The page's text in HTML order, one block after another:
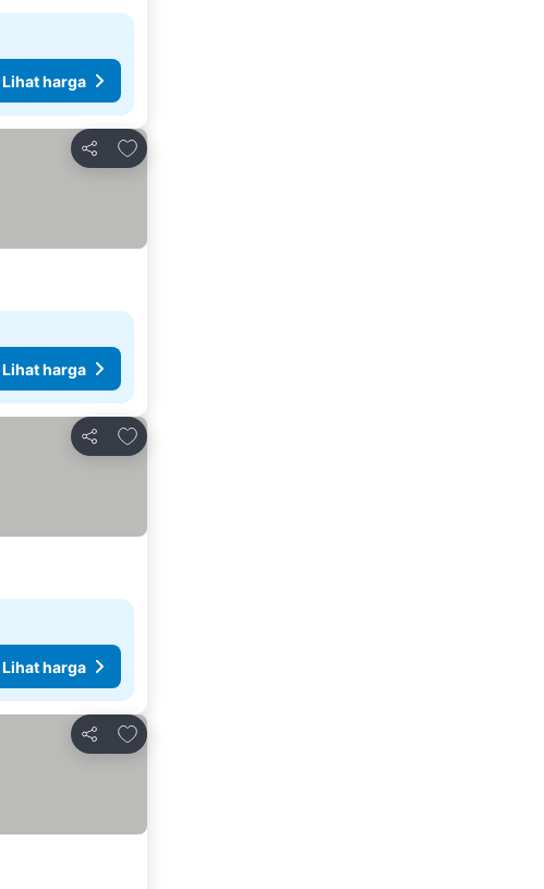
Lihat harga
Kongsi
Tambah ke favorit
Lihat harga
Kongsi
Tambah ke favorit
Lihat harga
Kongsi
Tambah ke favorit